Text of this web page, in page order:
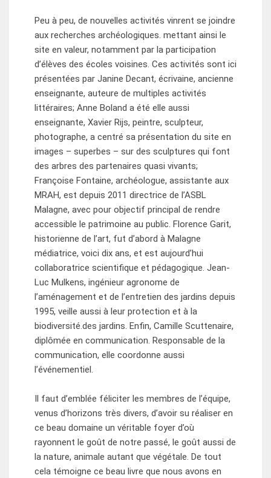
Peu à peu, de nouvelles activités vinrent se joindre
aux recherches archéologiques. mettant ainsi le
site en valeur, notamment par la participation
d’élèves des écoles voisines. Ces activités sont ici
présentées par Janine Decant, écrivaine, ancienne
enseignante, auteure de multiples activités
littéraires; Anne Boland a été elle aussi
enseignante, Xavier Rijs, peintre, sculpteur,
photographe, a centré sa présentation du site en
images – superbes – sur des sculptures qui font
des arbres des partenaires quasi vivants;
Françoise Fontaine, archéologue, assistante aux
MRAH, est depuis 2011 directrice de l’ASBL
Malagne, avec pour objectif principal de rendre
accessible le patrimoine au public. Florence Garit,
historienne de l’art, fut d’abord à Malagne
médiatrice, voici dix ans, et est aujourd’hui
collaboratrice scientifique et pédagogique. Jean-
Luc Mulkens, ingénieur agronome de
l’aménagement et de l’entretien des jardins depuis
1995, veille aussi à leur protection et à la
biodiversité.des jardins. Enfin, Camille Scuttenaire,
diplômée en communication. Responsable de la
communication, elle coordonne aussi
l’événementiel.
Il faut d’emblée féliciter les membres de l’équipe,
venus d’horizons très divers, d’avoir su réaliser en
ce beau domaine un véritable foyer d’où
rayonnent le goût de notre passé, le goût aussi de
la nature, animale autant que végétale. De tout
cela témoigne ce beau livre que nous avons en